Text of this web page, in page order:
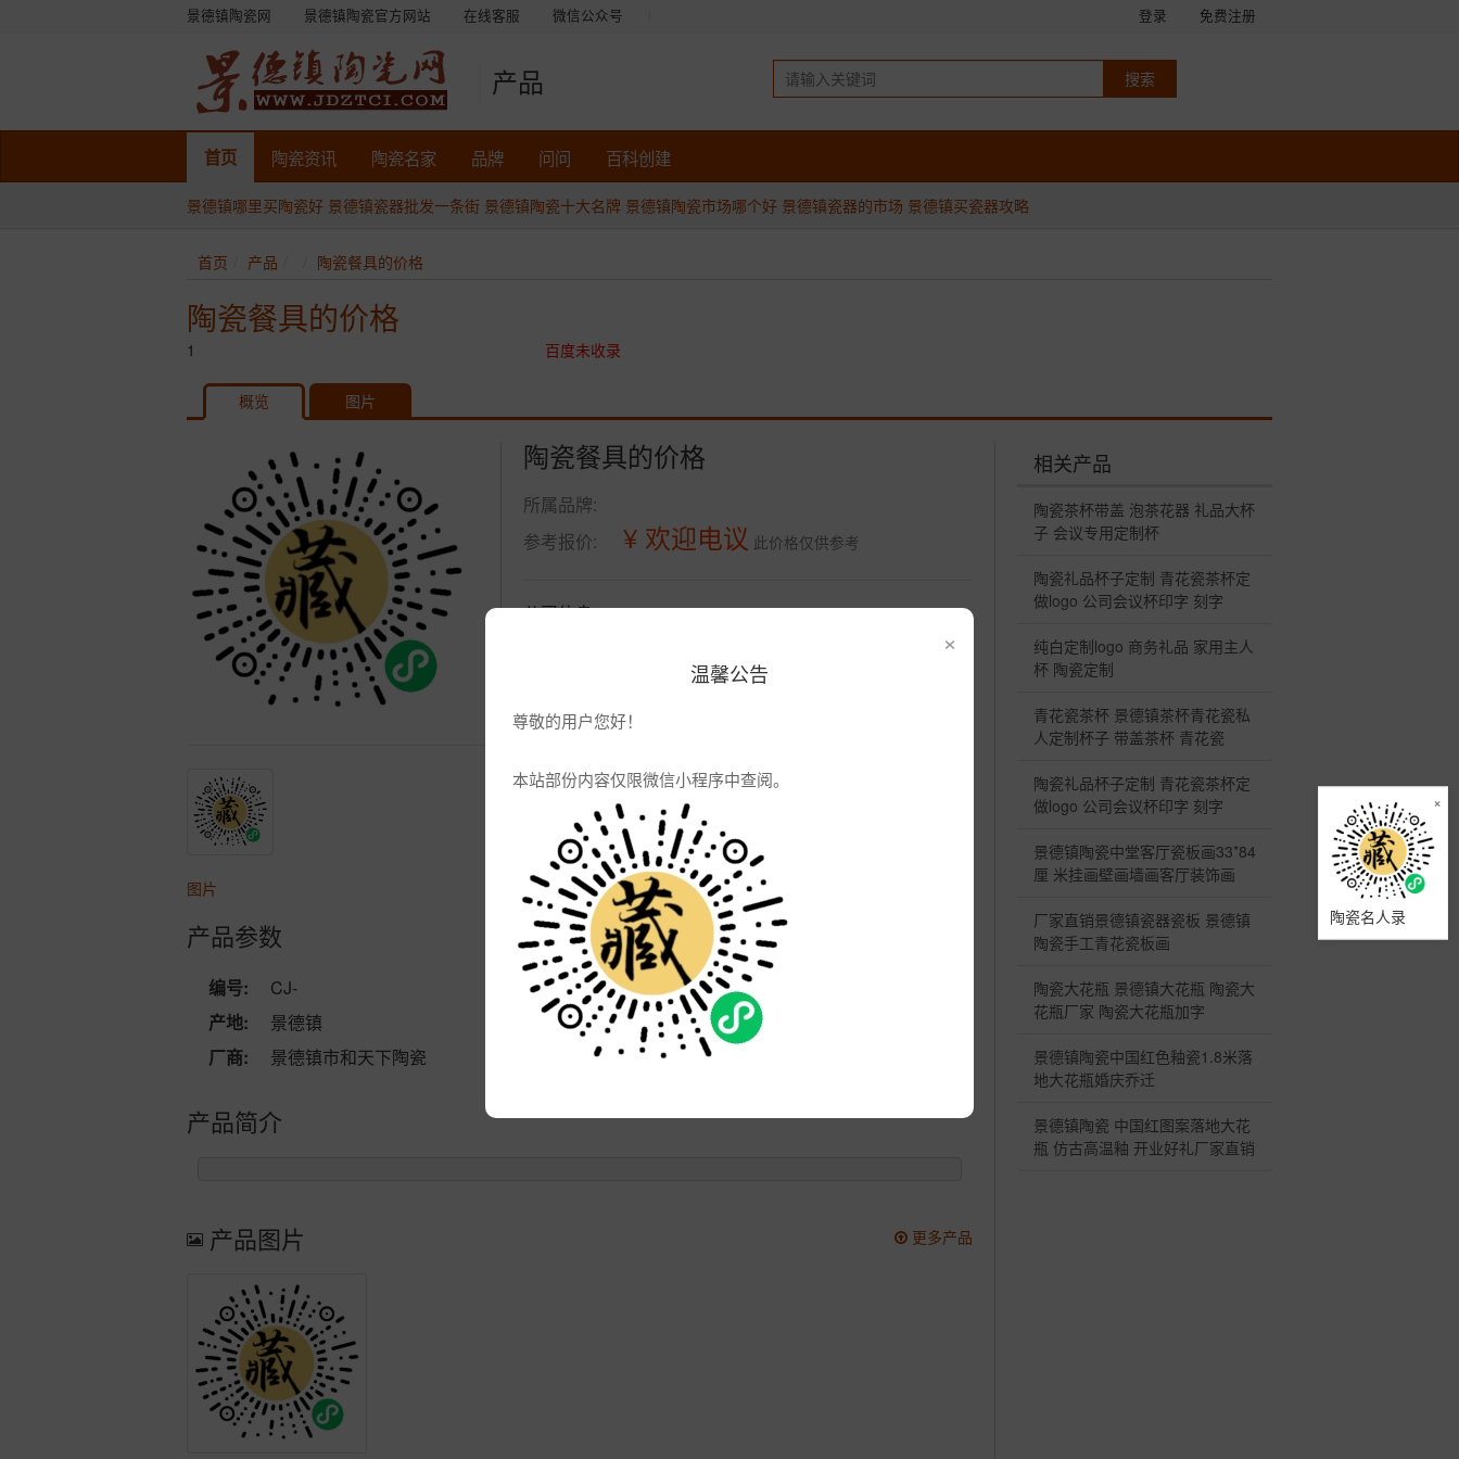
×
温馨公告
尊敬的用户您好！
本站部份内容仅限微信小程序中查阅。
景德镇陶瓷网 景德镇陶瓷官方网站 在线客服 微信公众号 登录 免费注册
产品
首页 陶瓷资讯 陶瓷名家 品牌 问问 百科创建
景德镇哪里买陶瓷好 景德镇瓷器批发一条街 景德镇陶瓷十大名牌 景德镇陶瓷市场哪个好 景德镇瓷器的市场 景德镇买瓷器攻略
×
陶瓷名人录
首页 产品 陶瓷餐具的价格
陶瓷餐具的价格
1 百度未收录
概览 图片
图片
陶瓷餐具的价格
所属品牌:
参考报价:
¥ 欢迎电议 此价格仅供参考
公司信息
产品参数
编号: CJ-
品牌:
产地:
景德镇 次数:
2113
厂商:
景德镇市和天下陶瓷 更新: 2020-07-18 11:02:48
产品简介
更多产品
产品图片
相关产品
陶瓷茶杯带盖 泡茶花器 礼品大杯
子 会议专用定制杯
陶瓷礼品杯子定制 青花瓷茶杯定
做logo 公司会议杯印字 刻字
纯白定制logo 商务礼品 家用主人
杯 陶瓷定制
青花瓷茶杯 景德镇茶杯青花瓷私
人定制杯子 带盖茶杯 青花瓷
陶瓷礼品杯子定制 青花瓷茶杯定
做logo 公司会议杯印字 刻字
景德镇陶瓷中堂客厅瓷板画33*84
厘 米挂画壁画墙画客厅装饰画
厂家直销景德镇瓷器瓷板 景德镇
陶瓷手工青花瓷板画
陶瓷大花瓶 景德镇大花瓶 陶瓷大
花瓶厂家 陶瓷大花瓶加字
景德镇陶瓷中国红色釉瓷1.8米落
地大花瓶婚庆乔迁
景德镇陶瓷 中国红图案落地大花
瓶 仿古高温釉 开业好礼厂家直销